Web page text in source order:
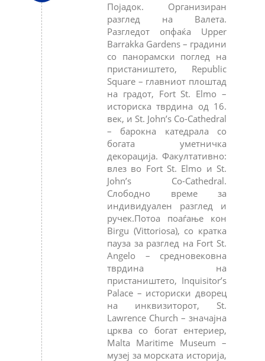
Појадок. Организиран
разглед на Валета.
Разгледот опфаќа Upper
Barrakka Gardens – градини
со панорамски поглед на
пристаништето, Republic
Square – главниот плоштад
на градот, Fort St. Elmo –
историска тврдина од 16.
век, и St. John’s Co-Cathedral
– барокна катедрала со
богата уметничка
декорација. Факултативно:
влез во Fort St. Elmo и St.
John’s Co-Cathedral.
Слободно време за
индивидуален разглед и
ручек.Потоа поаѓање кон
Birgu (Vittoriosa), со кратка
пауза за разглед на Fort St.
Angelo – средновековна
тврдина на
пристаништето, Inquisitor’s
Palace – историски дворец
на инквизиторот, St.
Lawrence Church – значајна
црква со богат ентериер,
Malta Maritime Museum –
музеј за морската историја,